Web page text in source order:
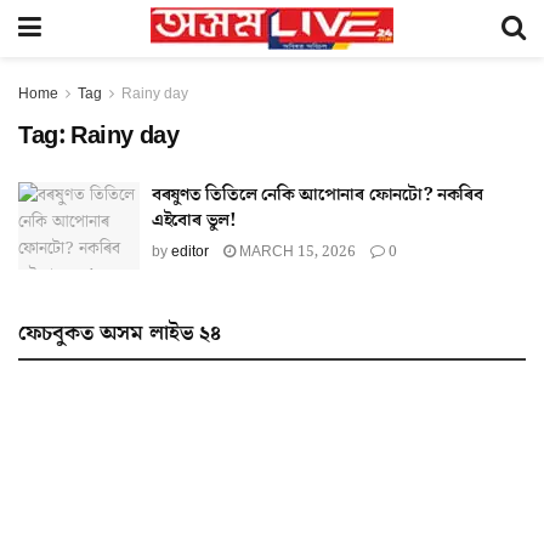
Home Tag Rainy day
Tag: Rainy day
বৰষুণত তিতিলে নেকি আপোনাৰ ফোনটো? নকৰিব
এইবোৰ ভুল!
byeditor MARCH 15, 2026 0
ফেচবুকত অসম লাইভ ২৪